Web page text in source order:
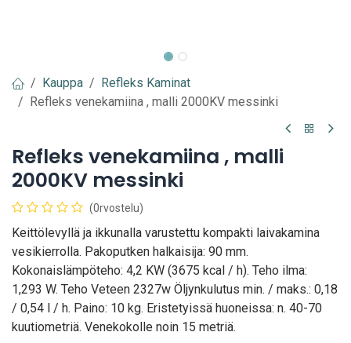
Kauppa
Refleks Kaminat
Refleks venekamiina , malli 2000KV messinki
Refleks venekamiina , malli
2000KV messinki
(0rvostelu)
Keittölevyllä ja ikkunalla varustettu kompakti laivakamina
vesikierrolla. Pakoputken halkaisija: 90 mm.
Kokonaislämpöteho: 4,2 KW (3675 kcal / h). Teho ilma:
1,293 W. Teho Veteen 2327w Öljynkulutus min. / maks.: 0,18
/ 0,54 l / h. Paino: 10 kg. Eristetyissä huoneissa: n. 40-70
kuutiometriä. Venekokolle noin 15 metriä.